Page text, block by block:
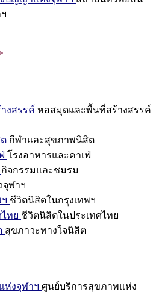
งสรรค์ หอสมุดและพื้นที่สร้างสรรค์
กีฬาและสุขภาพนิสิต
โรงอาหารและคาเฟ่
กิจกรรมและชมรม
จุฬาฯ
ชีวิตนิสิตในกรุงเทพฯ
ทย ชีวิตนิสิตในประเทศไทย
สุขภาวะทางใจนิสิต
ห่งจุฬาฯ ศูนย์บริการสุขภาพแห่ง